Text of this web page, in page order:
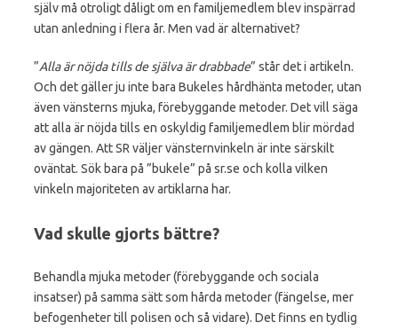
själv må otroligt dåligt om en familjemedlem blev inspärrad
utan anledning i flera år. Men vad är alternativet?
”Alla är nöjda tills de själva är drabbade” står det i artikeln.
Och det gäller ju inte bara Bukeles hårdhänta metoder, utan
även vänsterns mjuka, förebyggande metoder. Det vill säga
att alla är nöjda tills en oskyldig familjemedlem blir mördad
av gängen. Att SR väljer vänsternvinkeln är inte särskilt
oväntat. Sök bara på ”bukele” på sr.se och kolla vilken
vinkeln majoriteten av artiklarna har.
Vad skulle gjorts bättre?
Behandla mjuka metoder (förebyggande och sociala
insatser) på samma sätt som hårda metoder (fängelse, mer
befogenheter till polisen och så vidare). Det finns en tydlig